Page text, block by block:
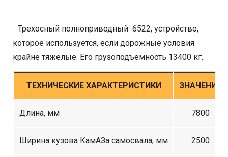
Трехосный полноприводный 6522, устройство,
которое используется, если дорожные условия
крайне тяжелые. Его грузоподъемность 13400 кг.
ТЕХНИЧЕСКИЕ ХАРАКТЕРИСТИКИ ЗНАЧЕНИЕ
Длина, мм 7800
Ширина кузова КамАЗа самосвала, мм 2500